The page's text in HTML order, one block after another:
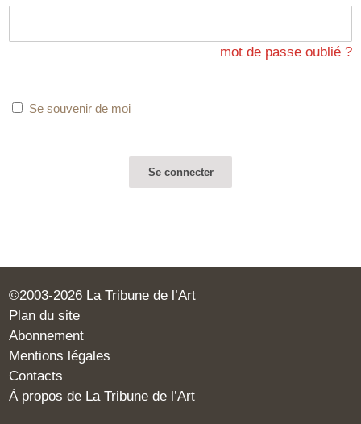
mot de passe oublié ?
Se souvenir de moi
©2003-2026 La Tribune de l’Art
Plan du site
Abonnement
Mentions légales
Contacts
À propos de La Tribune de l’Art